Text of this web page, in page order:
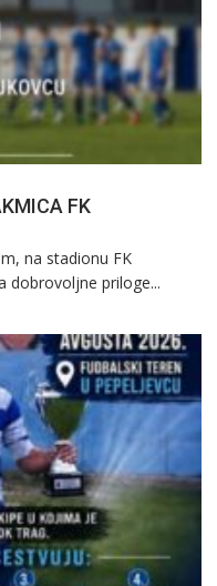
FK
na stadionu FK
dobrovoljne priloge...